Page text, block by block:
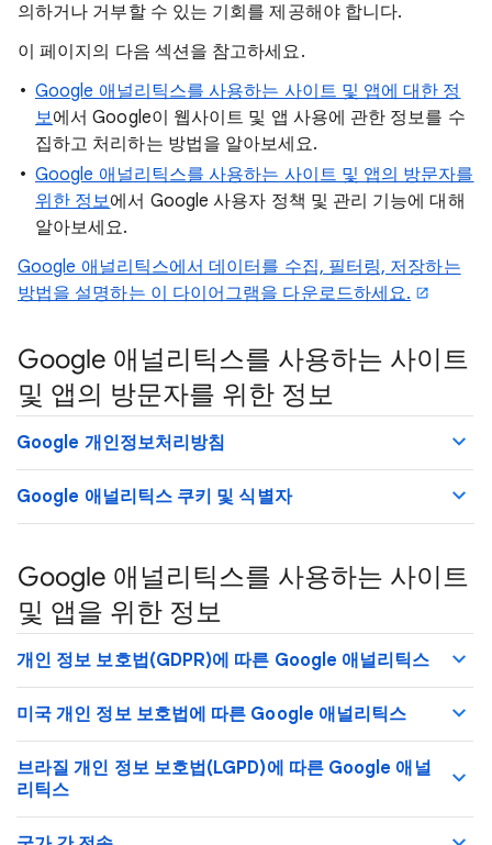
의하거나 거부할 수 있는 기회를 제공해야 합니다.
이 페이지의 다음 섹션을 참고하세요.
Google 애널리틱스를 사용하는 사이트 및 앱에 대한 정
보에서 Google이 웹사이트 및 앱 사용에 관한 정보를 수
집하고 처리하는 방법을 알아보세요.
Google 애널리틱스를 사용하는 사이트 및 앱의 방문자를
위한 정보에서 Google 사용자 정책 및 관리 기능에 대해
알아보세요.
Google 애널리틱스에서 데이터를 수집, 필터링, 저장하는
방법을 설명하는 이 다이어그램을 다운로드하세요.
Google 애널리틱스를 사용하는 사이트
및 앱의 방문자를 위한 정보
Google 개인정보처리방침
Google 애널리틱스 쿠키 및 식별자
Google 애널리틱스를 사용하는 사이트
및 앱을 위한 정보
개인 정보 보호법(GDPR)에 따른 Google 애널리틱스
미국 개인 정보 보호법에 따른 Google 애널리틱스
브라질 개인 정보 보호법(LGPD)에 따른 Google 애널
리틱스